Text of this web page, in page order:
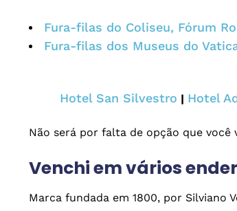
Fura-filas do Coliseu, Fórum
Fura-filas dos Museus do
Hotel San Silvestro | Hotel
Não será por falta de opção que você
Venchi em vários
Marca fundada em 1800, por Silviano